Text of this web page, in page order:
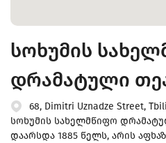
სოხუმის
დრამატული
68, Dimitri Uznadze Street,
სოხუმის სახელმწიფო
დაარსდა 1885 წელს, არის